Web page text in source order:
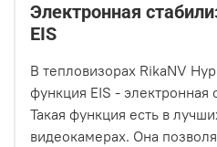
Электронная
EIS
В тепловизорах RikaNV
функция EIS - электронная
Такая функция есть в
видеокамерах. Она